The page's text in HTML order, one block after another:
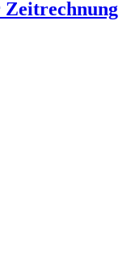
Zeitrechnung